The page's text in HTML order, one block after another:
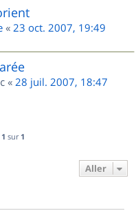
« 23 oct. 2007, 19:49
« 28 juil. 2007, 18:47
1 sur 1
Aller